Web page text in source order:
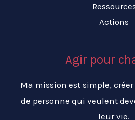
Actions
Agir pour
Ma mission est simple,
de personne qui veulent
leur vie.